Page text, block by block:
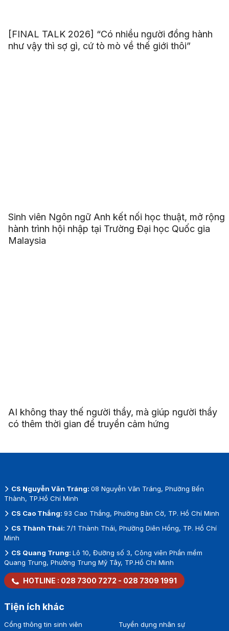
[FINAL TALK 2026] “Có nhiều người đồng hành
như vậy thì sợ gì, cứ tò mò về thế giới thôi”
Sinh viên Ngôn ngữ Anh kết nối học thuật, mở rộng
hành trình hội nhập tại Trường Đại học Quốc gia
Malaysia
AI không thay thế người thầy, mà giúp người thầy
có thêm thời gian để truyền cảm hứng
CS Nguyễn Văn Tráng: 08 Nguyễn Văn Tráng, Phường Bến
Thành, TP.Hồ Chí Minh
CS Cao Thắng: 93 Cao Thắng, Phường Bàn Cờ, TP. Hồ Chí Minh
CS Thành Thái: 7/1 Thành Thái, Phường Diên Hồng, TP. Hồ Chí
Minh
CS Quang Trung: Lô 10, Đường số 3, Công viên Phần mềm
Quang Trung, Phường Trung Mỹ Tây, TP.Hồ Chí Minh
HOTLINE : 028 7300 7272 - 028 7309 1991
Tiện ích khác
Cổng thông tin sinh viên Tuyển dụng nhân sự